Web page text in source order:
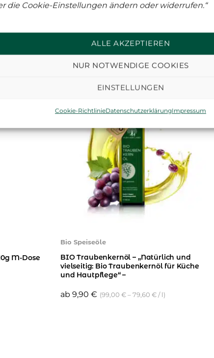
die Cookie-Einstellungen ändern oder widerrufen.“
ALLE AKZEPTIEREN
NUR NOTWENDIGE COOKIES
EINSTELLUNGEN
Cookie-RichtlinieDatenschutzerklärungImpressum
Weitere spannende
Bio Speiseöle
BIO Traubenkernöl – „Natürlich und
vielseitig: Bio Traubenkernöl für Küche
und Hautpflege“ –
ab 9,90€ (99,00 €–79,60 €/l)
M-Dose